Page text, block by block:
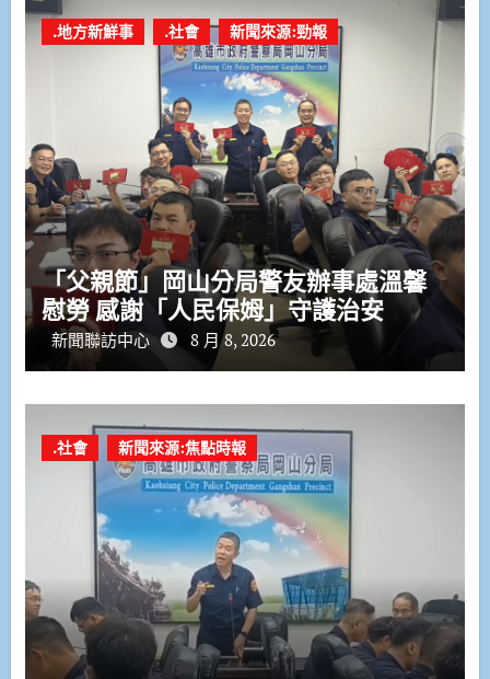
.地方新鮮事 .社會 新聞來源:勁報
「父親節」岡山分局警友辦事處溫馨
慰勞 感謝「人民保姆」守護治安
新聞聯訪中心 8 月 8, 2026
.社會 新聞來源:焦點時報